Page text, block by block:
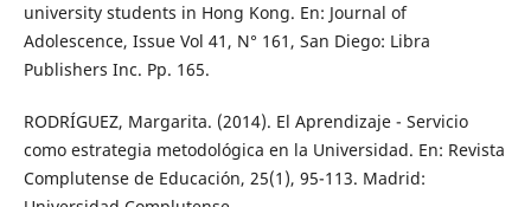
university students in Hong Kong. En: Journal of
Adolescence, Issue Vol 41, N° 161, San Diego: Libra
Publishers Inc. Pp. 165.
RODRÍGUEZ, Margarita. (2014). El Aprendizaje - Servicio
como estrategia metodológica en la Universidad. En: Revista
Complutense de Educación, 25(1), 95-113. Madrid: